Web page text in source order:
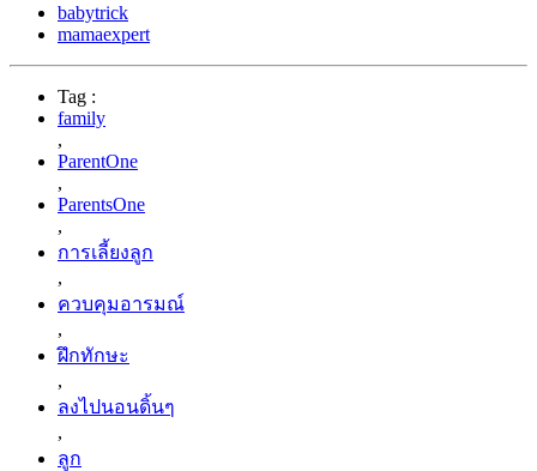
babytrick
mamaexpert
Tag :
family
,
ParentOne
,
ParentsOne
,
การเลี้ยงลูก
,
ควบคุมอารมณ์
,
ฝึกทักษะ
,
ลงไปนอนดิ้นๆ
,
ลูก